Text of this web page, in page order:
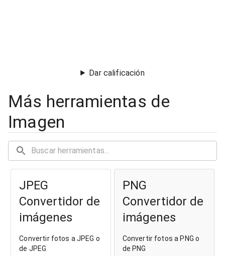
Dar calificación
Más herramientas de
Imagen
JPEG
Convertidor de
imágenes
Convertir fotos a JPEG o
de JPEG
PNG
Convertidor de
imágenes
Convertir fotos a PNG o
de PNG